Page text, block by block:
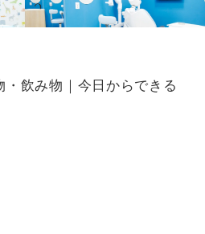
飲み物｜今日からできる